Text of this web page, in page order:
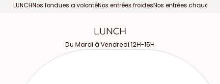
LUNCHNos fondues a volontéNos entrées froidesNos entrées chaudes
LUNCH
Du Mardi à Vendredi 12H-15H